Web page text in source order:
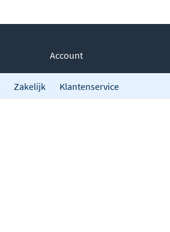
Account
Zakelijk Klantenservice